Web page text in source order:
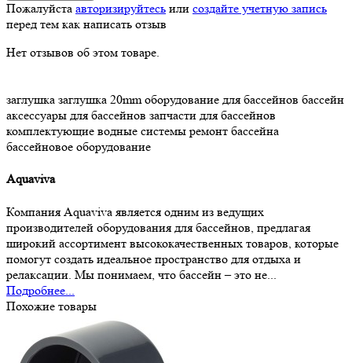
Пожалуйста авторизируйтесь или создайте учетную запись
перед тем как написать отзыв
Нет отзывов об этом товаре.
заглушка заглушка 20mm оборудование для бассейнов бассейн
аксессуары для бассейнов запчасти для бассейнов
комплектующие водные системы ремонт бассейна
бассейновое оборудование
Aquaviva
Компания Aquaviva является одним из ведущих
производителей оборудования для бассейнов, предлагая
широкий ассортимент высококачественных товаров, которые
помогут создать идеальное пространство для отдыха и
релаксации. Мы понимаем, что бассейн – это не...
Подробнее...
Похожие товары